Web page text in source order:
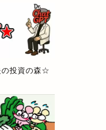
の投資の森☆